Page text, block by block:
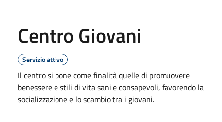
Centro Giovani
Servizio attivo
Il centro si pone come finalità quelle di promuovere
benessere e stili di vita sani e consapevoli, favorendo la
socializzazione e lo scambio tra i giovani.